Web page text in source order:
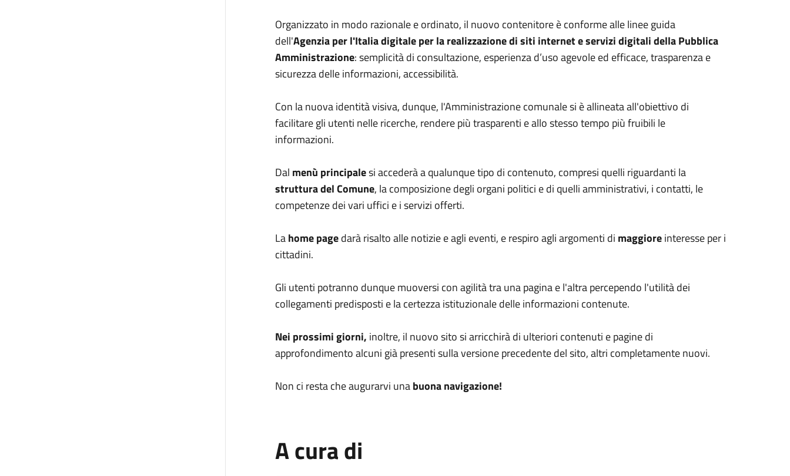
Organizzato in modo razionale e ordinato, il nuovo contenitore è conforme alle linee guida
dell'Agenzia per l'Italia digitale per la realizzazione di siti internet e servizi digitali della Pubblica
Amministrazione: semplicità di consultazione, esperienza d’uso agevole ed efficace, trasparenza e
sicurezza delle informazioni, accessibilità.
Con la nuova identità visiva, dunque, l'Amministrazione comunale si è allineata all'obiettivo di
facilitare gli utenti nelle ricerche, rendere più trasparenti e allo stesso tempo più fruibili le
informazioni.
Dal menù principalesi accederà a qualunque tipo di contenuto, compresi quelli riguardanti la
struttura del Comune, la composizione degli organi politici e di quelli amministrativi, i contatti, le
competenze dei vari uffici e i servizi offerti.
Lahome pagedarà risalto alle notizie e agli eventi, e respiro agli argomenti di maggioreinteresse per i
cittadini.
Gli utenti potranno dunque muoversi con agilità tra una pagina e l'altra percependo l'utilità dei
collegamenti predisposti e la certezza istituzionale delle informazioni contenute.
Nei prossimi giorni, inoltre, il nuovo sito si arricchirà di ulteriori contenuti e pagine di
approfondimento alcuni già presenti sulla versione precedente del sito, altri completamente nuovi.
Non ci resta che augurarvi unabuona navigazione!
A cura di